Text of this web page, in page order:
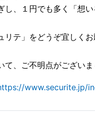
し、１円でも多く「想
リテ」をどうぞ宜しくお
て、ご不明点がござい
www.securite.jp/